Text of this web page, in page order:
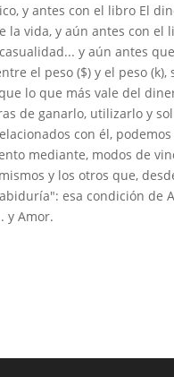
y antes con el libro El
la vida, y aún antes con el
y aún antes
el peso ($) y el peso (k),
lo que más vale del
de ganarlo, utilizarlo y
con él,
mediante, modos de
y los otros que,
esa condición de
y Amor.